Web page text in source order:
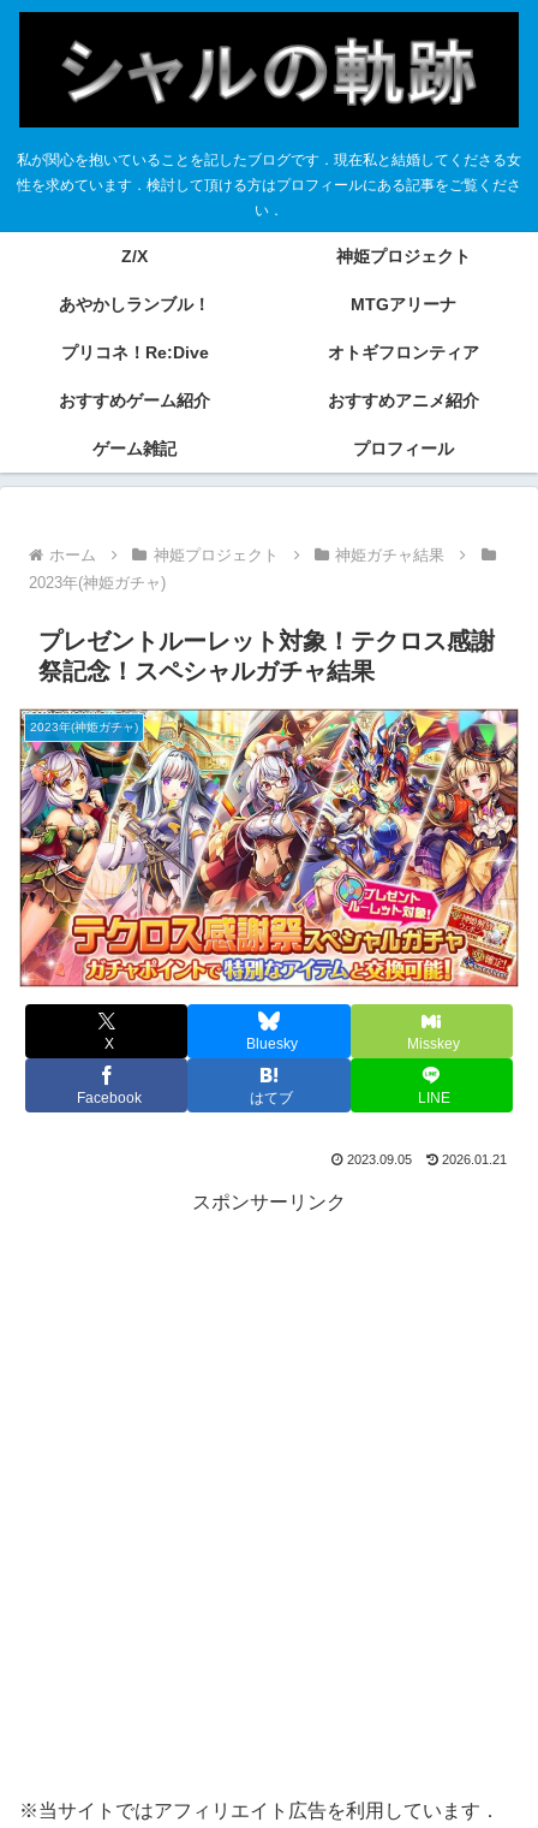
私が関心を抱いていることを記したブログです．現在私と結婚してくださる女
性を求めています．検討して頂ける方はプロフィールにある記事をご覧くださ
い．
Z/X 神姫プロジェクト
あやかしランブル！ MTGアリーナ
プリコネ！Re:Dive オトギフロンティア
おすすめゲーム紹介 おすすめアニメ紹介
ゲーム雑記 プロフィール
ホーム 神姫プロジェクト
神姫ガチャ結果
2023年(神姫ガチャ)
プレゼントルーレット対象！テクロス感謝
祭記念！スペシャルガチャ結果
2023年(神姫ガチャ)
X Bluesky Misskey
Facebook はてブ LINE
2023.09.05 2026.01.21
スポンサーリンク
※当サイトではアフィリエイト広告を利用しています．